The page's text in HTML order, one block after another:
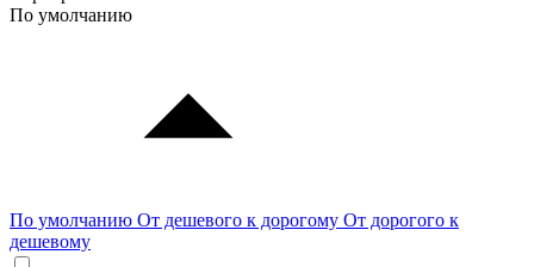
По умолчанию
По умолчанию От дешевого к дорогому От дорогого к
дешевому